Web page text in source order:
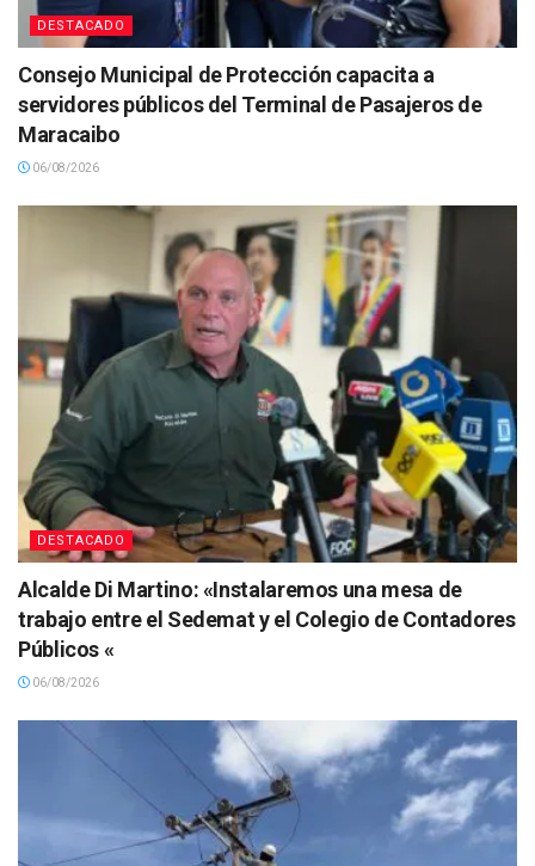
DESTACADO
Consejo Municipal de Protección capacita a
servidores públicos del Terminal de Pasajeros de
Maracaibo
06/08/2026
DESTACADO
Alcalde Di Martino: «Instalaremos una mesa de
trabajo entre el Sedemat y el Colegio de Contadores
Públicos «
06/08/2026